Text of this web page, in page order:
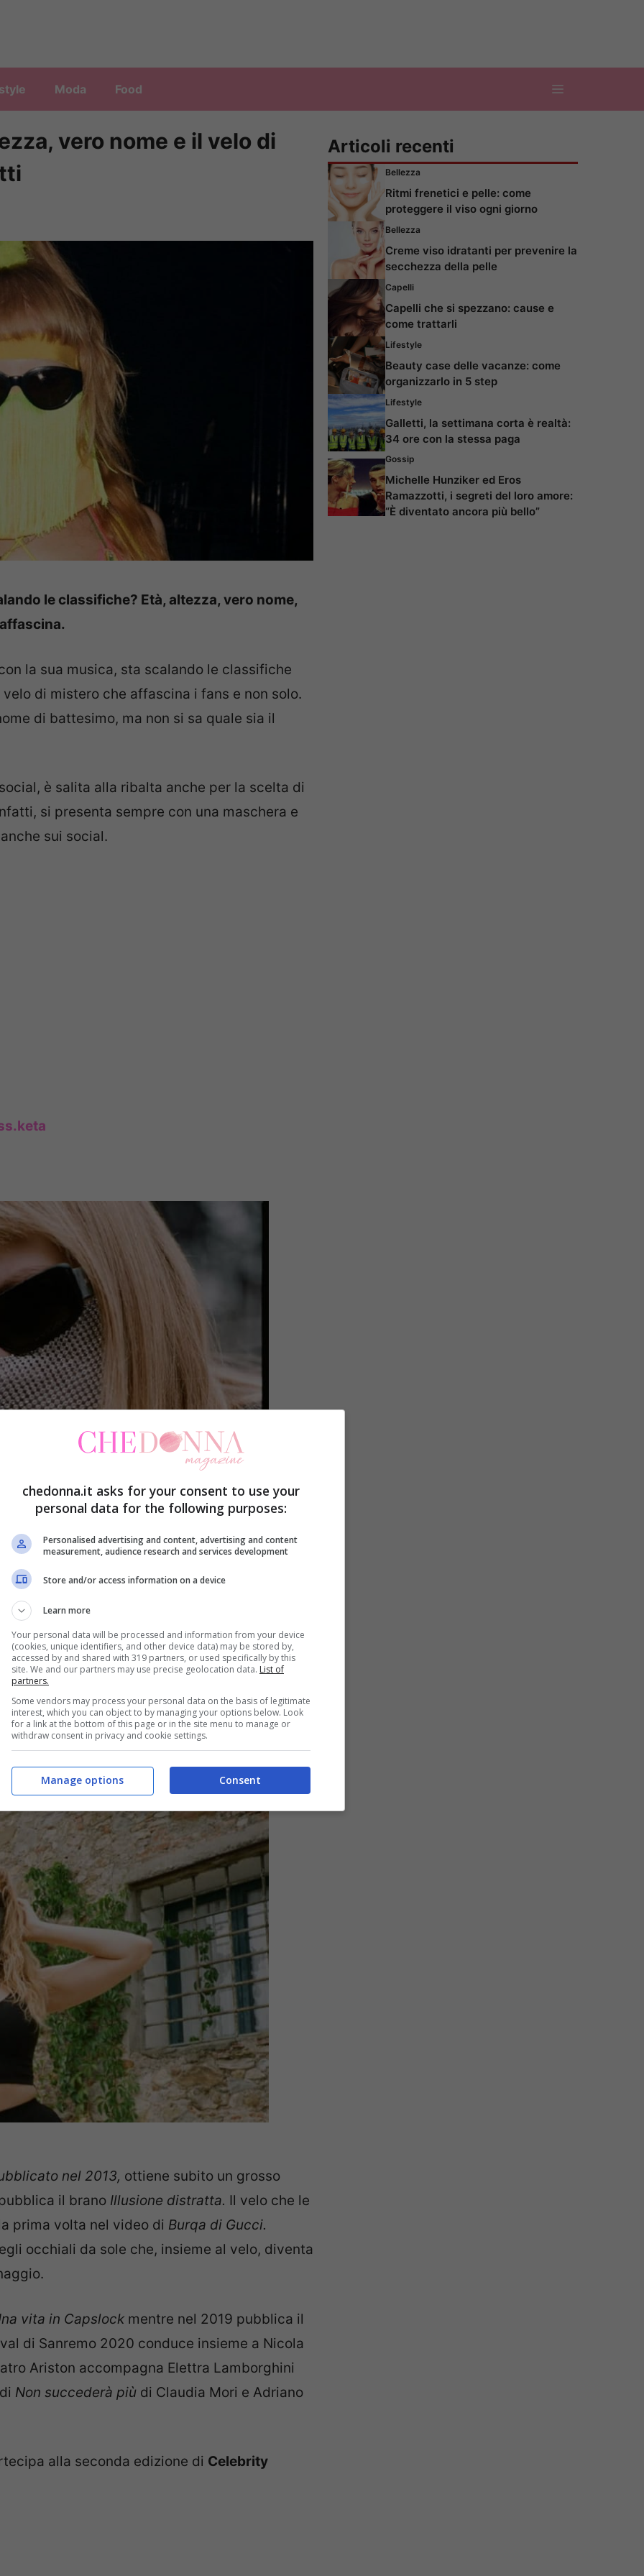
Moda Food
vero nome e il velo di
le classifiche? Età, altezza, vero nome,
la sua musica, sta scalando le classifiche
di mistero che affascina i fans e non solo.
di battesimo, ma non si sa quale sia il
è salita alla ribalta anche per la scelta di
si presenta sempre con una maschera e
sui social.
ma non ci sono conferme ufficiali. L’artista,
propria identità. Il personaggio di Myss Keta
la propria identità, ma Tommaso Zorzi,
lasciato andare ad una confessione secondo
Non essendoci notizie ufficiali, tuttavia, il
avuto, in passato, amori famosi.
nel 2013, ottiene subito un grosso
il brano Illusione distratta. Il velo che le
prima volta nel video di Burqa di Gucci.
occhiali da sole che, insieme al velo, diventa
vita in Capslock mentre nel 2019 pubblica il
di Sanremo 2020 conduce insieme a Nicola
Ariston accompagna Elettra Lamborghini
Non succederà più di Claudia Mori e Adriano
alla seconda edizione di Celebrity
Articoli recenti
Bellezza
Ritmi frenetici e pelle: come
proteggere il viso ogni giorno
Bellezza
Creme viso idratanti per prevenire la
secchezza della pelle
Capelli
Capelli che si spezzano: cause e
come trattarli
Lifestyle
Beauty case delle vacanze: come
organizzarlo in 5 step
Lifestyle
Galletti, la settimana corta è realtà:
34 ore con la stessa paga
Gossip
Michelle Hunziker ed Eros
Ramazzotti, i segreti del loro amore:
“È diventato ancora più bello”
chedonna.it asks for your consent to use your
personal data for the following purposes:
Personalised advertising and content, advertising and content
measurement, audience research and services development
Store and/or access information on a device
Learn more
Your personal data will be processed and information from your device
(cookies, unique identifiers, and other device data) may be stored by,
accessed by and shared with 319 partners, or used specifically by this
site. We and our partners may use precise geolocation data. List of
partners.
Some vendors may process your personal data on the basis of legitimate
interest, which you can object to by managing your options below. Look
for a link at the bottom of this page or in the site menu to manage or
withdraw consent in privacy and cookie settings.
Consent
Manage options